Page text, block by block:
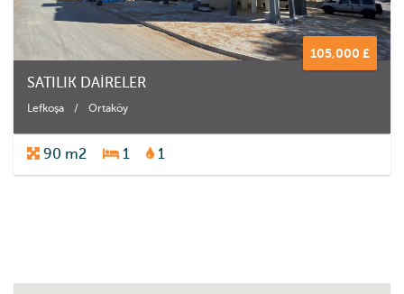
105,000 £
SATILIK DAİRELER
Lefkoşa / Ortaköy
90 m2 1 1